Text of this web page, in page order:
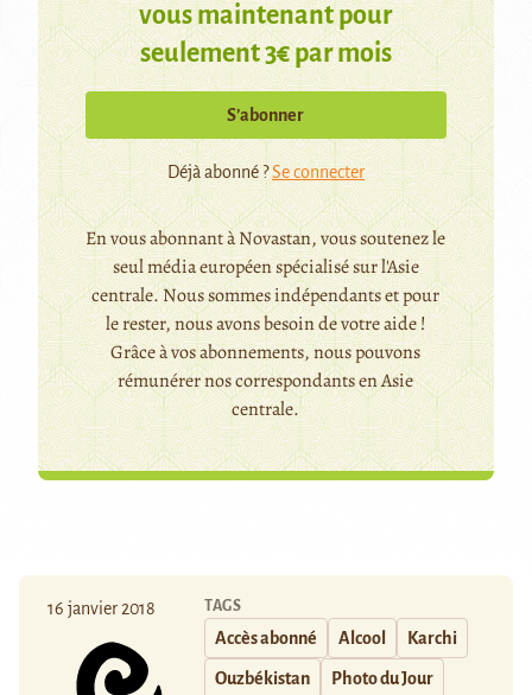
vous maintenant pour
seulement 3€ par mois
S’abonner
Déjà abonné ?Se connecter
En vous abonnant à Novastan, vous soutenez le
seul média européen spécialisé sur l'Asie
centrale. Nous sommes indépendants et pour
le rester, nous avons besoin de votre aide !
Grâce à vos abonnements, nous pouvons
rémunérer nos correspondants en Asie
centrale.
16 janvier 2018 TAGS
Accès abonné Alcool Karchi
Ouzbékistan Photo du Jour